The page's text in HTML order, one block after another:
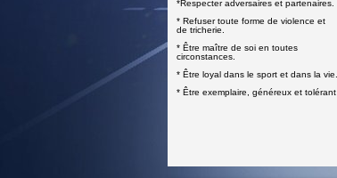
DOCUMENTS UTILES
CLIQUEZ ICI
*Respecter adversaires et partenaires.
* Refuser toute forme de violence et
de tricherie.
* Être maître de soi en toutes
circonstances.
* Être loyal dans le sport et dans la vie.
* Être exemplaire, généreux et tolérant